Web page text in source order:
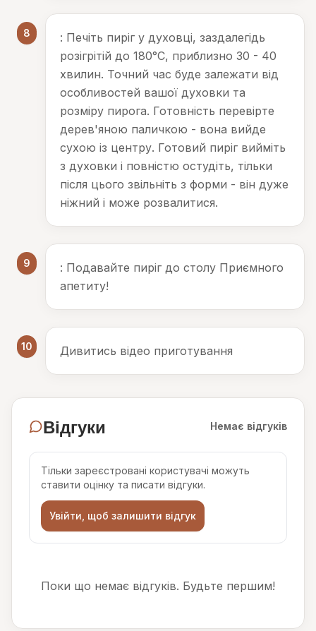
8
: Печіть пиріг у духовці, заздалегідь
розігрітій до 180°С, приблизно 30 - 40
хвилин. Точний час буде залежати від
особливостей вашої духовки та
розміру пирога. Готовність перевірте
дерев'яною паличкою - вона вийде
сухою із центру. Готовий пиріг вийміть
з духовки і повністю остудіть, тільки
після цього звільніть з форми - він дуже
ніжний і може розвалитися.
9
: Подавайте пиріг до столу Приємного
апетиту!
10 Дивитись відео приготування
Відгуки Немає відгуків
Тільки зареєстровані користувачі можуть
ставити оцінку та писати відгуки.
Увійти, щоб залишити відгук
Поки що немає відгуків. Будьте першим!